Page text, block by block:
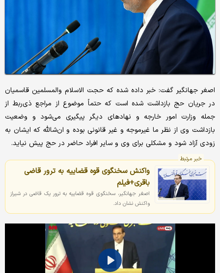
اصغر جهانگیر گفت: خبر داده شده که حجت الاسلام والمسلمین قاسمیان
در جریان حج بازداشت شده است که حتماً موضوع از مراجع ذی‌ربط از
جمله وزارت امور خارجه و نهادهای دیگر پیگیری می‌شود و وضعیت
بازداشت وی از نظر ما غیرموجه و غیر قانونی بوده و ان‌شالله که ایشان به
زودی آزاد شود و مشکلی برای وی و سایر افراد حاضر در حج پیش نیاید.
خبر مرتبط
واکنش سخنگوی قوه قضاییه به ترور قاضی
باقری+فیلم
اصغر جهانگیر، سخنگوی قوه قضاییه به ترور یک قاضی در شیراز
واکنش نشان داد.